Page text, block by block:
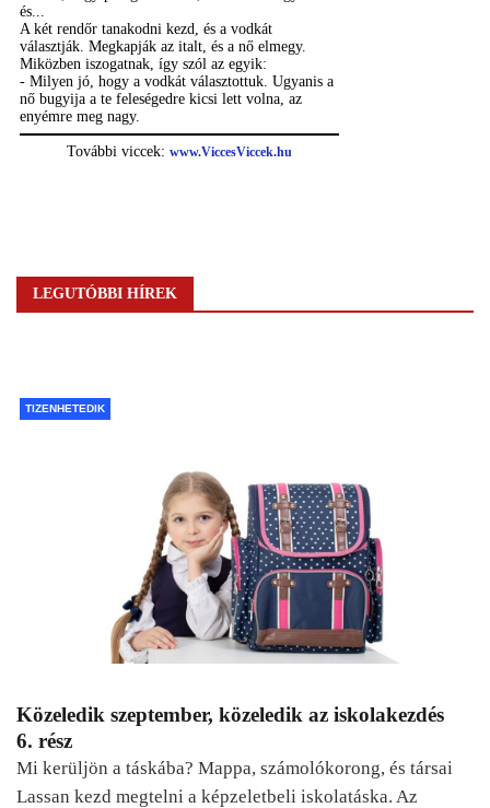
LEGUTÓBBI HÍREK
TIZENHETEDIK
Közeledik szeptember, közeledik az iskolakezdés
6. rész
Mi kerüljön a táskába? Mappa, számolókorong, és társai
Lassan kezd megtelni a képzeletbeli iskolatáska. Az